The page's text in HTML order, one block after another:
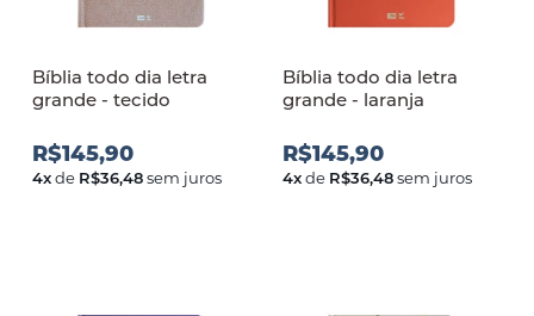
Bíblia todo dia letra
grande - tecido
R$145,90
4xde R$36,48sem juros
Bíblia todo dia letra
grande - laranja
R$145,90
4xde R$36,48sem juros